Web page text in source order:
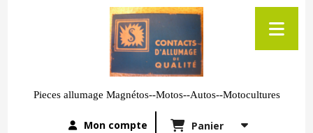
Pieces allumage Magnétos--Motos--Autos--Motocultures
Mon compte Panier